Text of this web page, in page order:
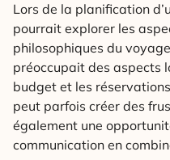
Lors de la planification
pourrait explorer les
philosophiques du
préoccupait des aspects
budget et les
peut parfois créer des
également une
communication en